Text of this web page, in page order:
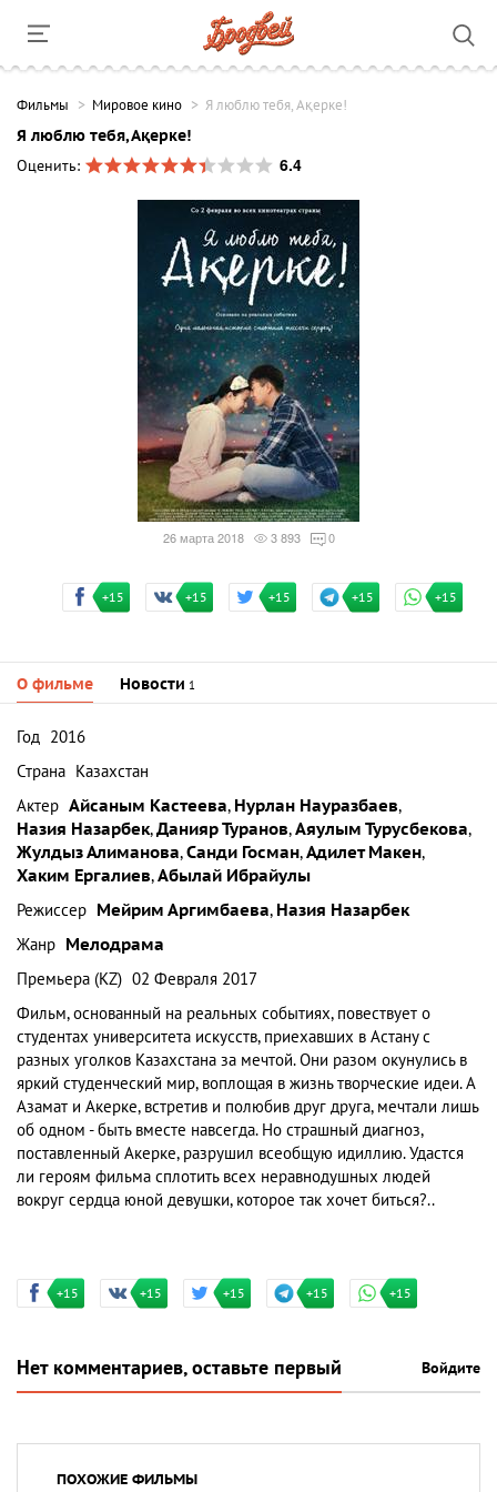
Фильмы Мировое кино Я люблю тебя, Ақерке!
Я люблю тебя, Ақерке!
Оценить:
6.4
26 марта 2018 3 893 0
+15 +15 +15 +15 +15
О фильме Новости 1
Год 2016
Страна Казахстан
Актер Айсаным Кастеева, Нурлан Науразбаев,
Назия Назарбек,Данияр Туранов,Аяулым Турусбекова,
Жулдыз Алиманова,Санди Госман,Адилет Макен,
Хаким Ергалиев,Абылай Ибрайулы
Режиссер Мейрим Аргимбаева, Назия Назарбек
Жанр Мелодрама
Премьера (KZ) 02 Февраля 2017
Фильм, основанный на реальных событиях, повествует о
студентах университета искусств, приехавших в Астану с
разных уголков Казахстана за мечтой. Они разом окунулись в
яркий студенческий мир, воплощая в жизнь творческие идеи. А
Азамат и Акерке, встретив и полюбив друг друга, мечтали лишь
об одном - быть вместе навсегда. Но страшный диагноз,
поставленный Акерке, разрушил всеобщую идиллию. Удастся
ли героям фильма сплотить всех неравнодушных людей
вокруг сердца юной девушки, которое так хочет биться?..
+15 +15 +15 +15 +15
Нет комментариев, оставьте первый Войдите
ПОХОЖИЕ ФИЛЬМЫ